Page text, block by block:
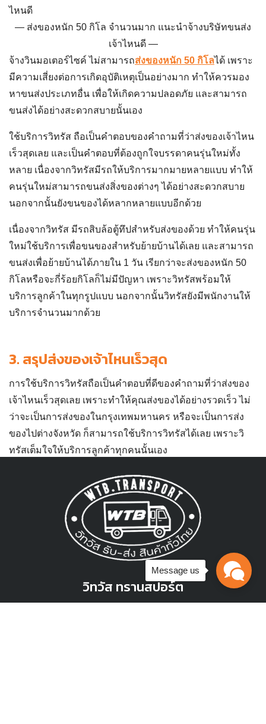
หาขนส่งประเภทอื่น เพื่อให้เกิดความปลอดภัย และสามารถ
ขนส่งได้อย่างสะดวกสบายนั้นเอง
ใช้บริการวิทรัส ถือเป็นคำตอบของคำถามที่ว่า
ส่งของเจ้าไหน
เร็วสุด
เลย และเป็นคำตอบที่ต้องถูกใจบรรดาคนรุ่นใหม่ทั้ง
หลาย เนื่องจากวิทรัสมีรถให้บริการมากมายหลายแบบ ทำให้
คนรุ่นใหม่สามารถขนส่งสิ่งของต่างๆ ได้อย่างสะดวกสบาย
เนื่องจากวิทรัส มีรถสิบล้อตู้ทึปสำหรับส่งของด้วย ทำให้คนรุ่น
ใหม่ใช้บริการเพื่อขนของสำหรับย้ายบ้านได้เลย และสามารถ
ขนส่งเพื่อย้ายบ้านได้ภายใน 1 วัน เรียกว่าจะ
หรือจะกี่ร้อยกิโลก็ไม่มีปัญหา เพราะวิทรัสพร้อมให้
บริการจำนวนมากด้วย
3.สรุปส่งของเจ้าไหนเร็วสุด
การใช้บริการวิทรัสถือเป็นคำตอบที่ดีของคำถามที่ว่าส่งของ
เจ้าไหนเร็วสุดเลย เพราะทำให้คุณส่งของได้อย่างรวดเร็ว ไม่
ของไปต่างจังหวัด ก็สามารถใช้บริการวิทรัสได้เลย เพราะวิ
ทรัสเต็มใจให้บริการลูกค้าทุกคนนั้นเอง
สำหรับท่านใดที่ต้องการใช้บริการส่งของภายใน 1 วัน
สามารถติดต่อสอบถามเข้ามาได้ที่
บริษัท วิทรัส ทรานสปอร์ต
รถรับจ้างทั่วไปได้ทางเบอร์
093-1202313 หรือ
0931202313ได้เลย ส่วนท่านใดที่มีคำถาม สามารถติดต่อ
สอบถามเข้ามาได้ เรายินดีตอบทุกคำถาม เพื่อให้ท่าน
สามารถใช้บริการอย่างคุ้มค่า
บทความแนะนำ
แชร์ประสบการณ์ ขนของกลับบ้านต่างจังหวัด วิธีไหนประหยัด
วิทวัส ทรานสปอร์ต
ที่ตั้ง : 48/970 หมู่ที่ 1 ตำบลคลองหนึ่งอำเภอคลองหลวง จังหวัด
ปทุมธานี 12120
,094-9423210
Message us